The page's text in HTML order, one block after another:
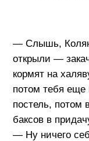
— Слышь, Колян,
открыли —
кормят на
потом тебя еще
постель, потом
баксов в
— Ну ничего